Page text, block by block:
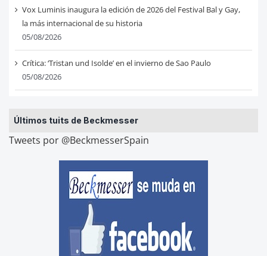
Vox Luminis inaugura la edición de 2026 del Festival Bal y Gay,
la más internacional de su historia
05/08/2026
Crítica: ‘Tristan und Isolde’ en el invierno de Sao Paulo
05/08/2026
Últimos tuits de Beckmesser
Tweets por @BeckmesserSpain